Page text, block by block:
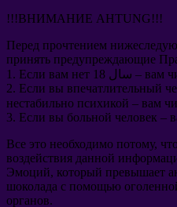
!!!ВНИМАНИЕ AHTUNG!!!
Перед прочтением
принять предупреждающие
1. Если вам нет 18 سال – вам
2. Если вы впечатлительный
нестабильно психикой – вам
3. Если вы больной человек –
Все это необходимо потому,
воздействия данной
Эмоций, который превышает
шоколада с помощью
органов.